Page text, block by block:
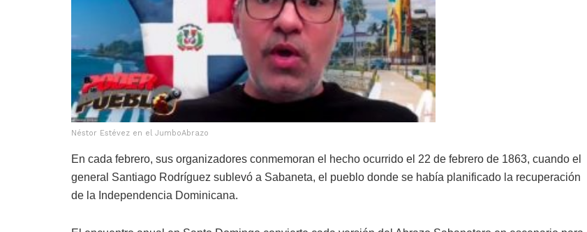
Néstor Estévez en el JumboAbrazo
En cada febrero, sus organizadores conmemoran el hecho ocurrido el 22 de febrero de 1863, cuando el
general Santiago Rodríguez sublevó a Sabaneta, el pueblo donde se había planificado la recuperación
de la Independencia Dominicana.